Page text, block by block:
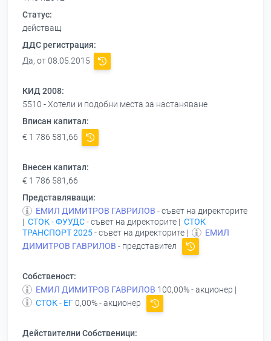
Статус:
действащ
ДДС регистрация:
Да, от 08.05.2015
КИД 2008:
5510 - Хотели и подобни места за настаняване
Вписан капитал:
€ 1 786 581,66
Внесен капитал:
€ 1 786 581,66
Представляващи:
ЕМИЛ ДИМИТРОВ ГАВРИЛОВ - съвет на директорите
| СТОК - ФУУДС- съвет на директорите | СТОК
ТРАНСПОРТ 2025- съвет на директорите |
ЕМИЛ
ДИМИТРОВ ГАВРИЛОВ - представител
Собственост:
ЕМИЛ ДИМИТРОВ ГАВРИЛОВ 100,00% - акционер |
СТОК - ЕГ0,00% - акционер
Действителни Собственици: